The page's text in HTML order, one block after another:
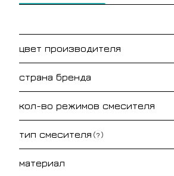
цвет производителя
страна бренда
кол-во режимов смесителя
тип смесителя ?
материал